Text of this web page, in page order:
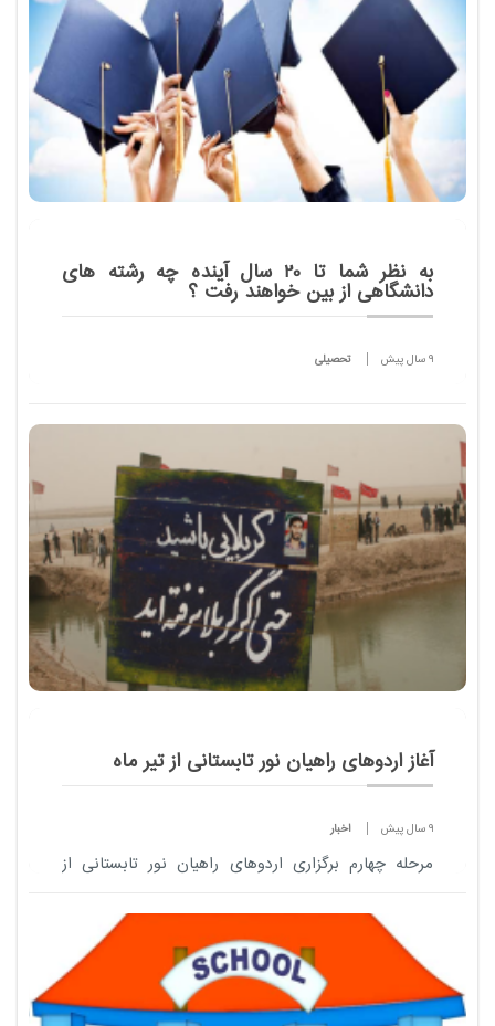
به نظر شما تا 20 سال آینده چه رشته های
دانشگاهی از بین خواهند رفت ؟
9 سال پیش تحصیلی
از رشته های دانشگاهی کارایی خود را از دست داده و
آغاز اردوهای راهیان نور تابستانی از تیر ماه
9 سال پیش اخبار
مرحله چهارم برگزاری اردوهای راهیان نور تابستانی از